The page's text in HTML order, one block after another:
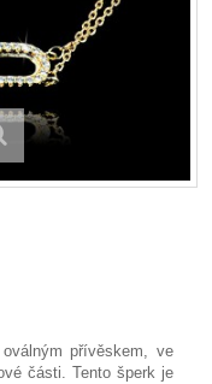
přívěskem, ve
části. Tento šperk je